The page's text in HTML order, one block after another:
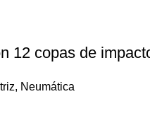
12 copas de
, Neumática